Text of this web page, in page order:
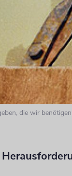
die wir